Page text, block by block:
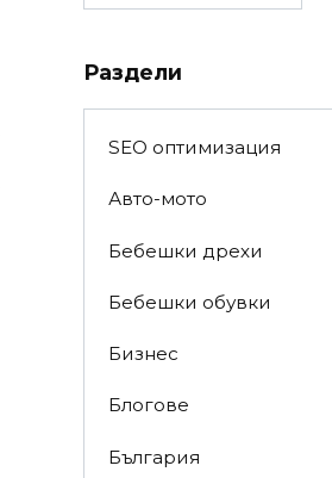
Раздели
SEO оптимизация
Авто-мото
Бебешки дрехи
Бебешки обувки
Бизнес
Блогове
България